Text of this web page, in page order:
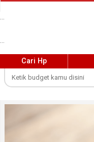
Cari Hp